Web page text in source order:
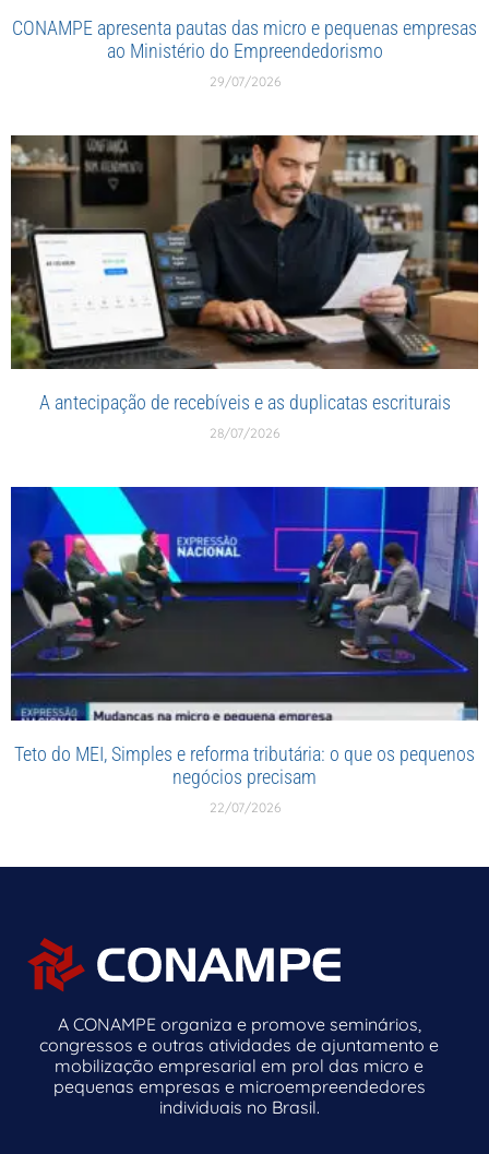
CONAMPE apresenta pautas das micro e pequenas empresas
ao Ministério do Empreendedorismo
29/07/2026
A antecipação de recebíveis e as duplicatas escriturais
28/07/2026
Teto do MEI, Simples e reforma tributária: o que os pequenos
negócios precisam
22/07/2026
A CONAMPE organiza e promove seminários,
congressos e outras atividades de ajuntamento e
mobilização empresarial em prol das micro e
pequenas empresas e microempreendedores
individuais no Brasil.